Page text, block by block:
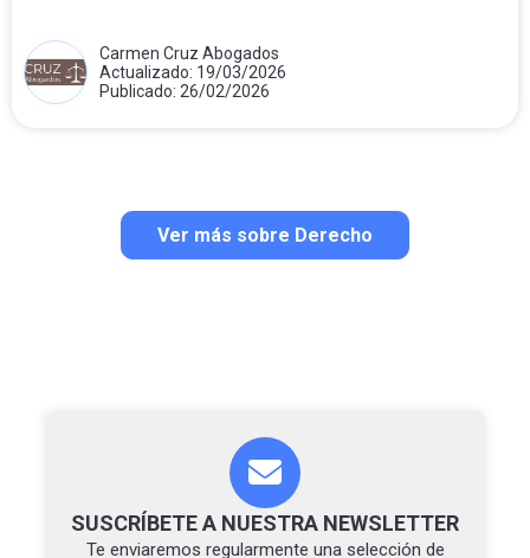
Carmen Cruz Abogados
Actualizado: 19/03/2026
Publicado: 26/02/2026
Ver más sobre Derecho
SUSCRÍBETE A NUESTRA NEWSLETTER
Te enviaremos regularmente una selección de